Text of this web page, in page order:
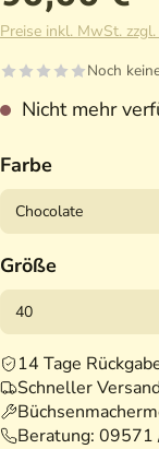
Preise inkl. MwSt.
Noch
Nicht mehr
Farbe
Größe
14 Tage
Schneller
Beratung: 09571